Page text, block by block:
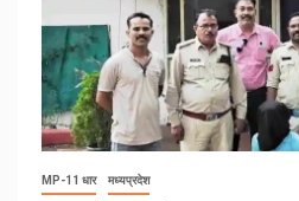
MP-11 धार मध्यप्रदेश